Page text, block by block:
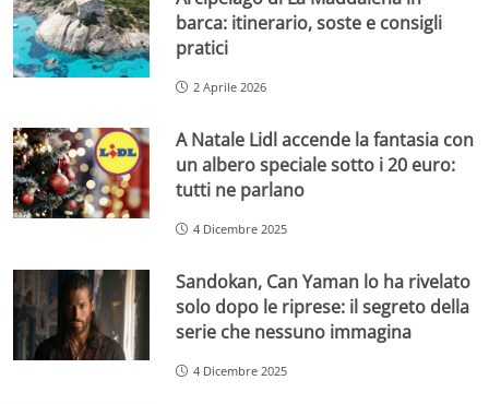
barca: itinerario, soste e consigli
pratici
2 Aprile 2026
A Natale Lidl accende la fantasia con
un albero speciale sotto i 20 euro:
tutti ne parlano
4 Dicembre 2025
Sandokan, Can Yaman lo ha rivelato
solo dopo le riprese: il segreto della
serie che nessuno immagina
4 Dicembre 2025